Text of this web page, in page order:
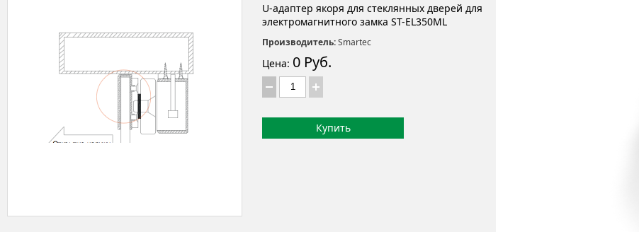
U-адаптер якоря для стеклянных дверей для
электромагнитного замка ST-EL350ML
Производитель:Smartec
Цена: 0 Руб.
Купить